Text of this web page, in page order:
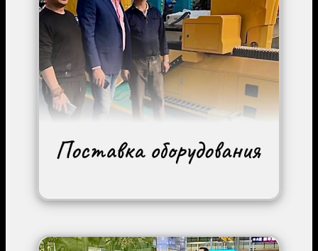
Image